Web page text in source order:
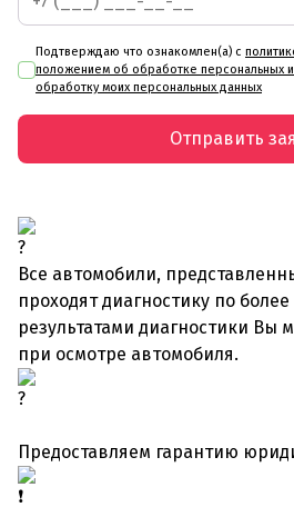
Подтверждаю что ознакомлен(а) с
положением об обработке персональных
обработку моих персональных данных
Отправить
Все автомобили,
проходят диагностику по
результатами диагностики Вы
при осмотре автомобиля.
Предоставляем гарантию